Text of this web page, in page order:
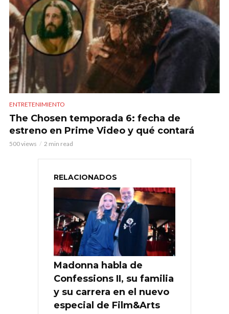
ENTRETENIMIENTO
The Chosen temporada 6: fecha de
estreno en Prime Video y qué contará
500 views 2 min read
RELACIONADOS
Madonna habla de
Confessions II, su familia
y su carrera en el nuevo
especial de Film&Arts